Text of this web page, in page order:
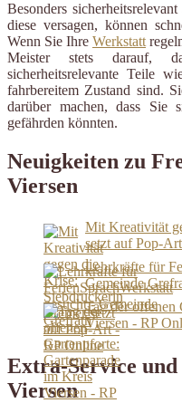
Besonders
diese versagen, können
Wenn Sie Ihre Werkstatt
Meister stets darauf,
sicherheitsrelevante Teile
fahrbereitem Zustand sind.
darüber machen, dass Sie
gefährden könnten.
Neuigkeiten zu
Viersen
Mit Kreativität
setzt auf
Lehrkräfte für
Gemeinde
Tag der offenen
Viersen - RP
Extra-Service
Viersen